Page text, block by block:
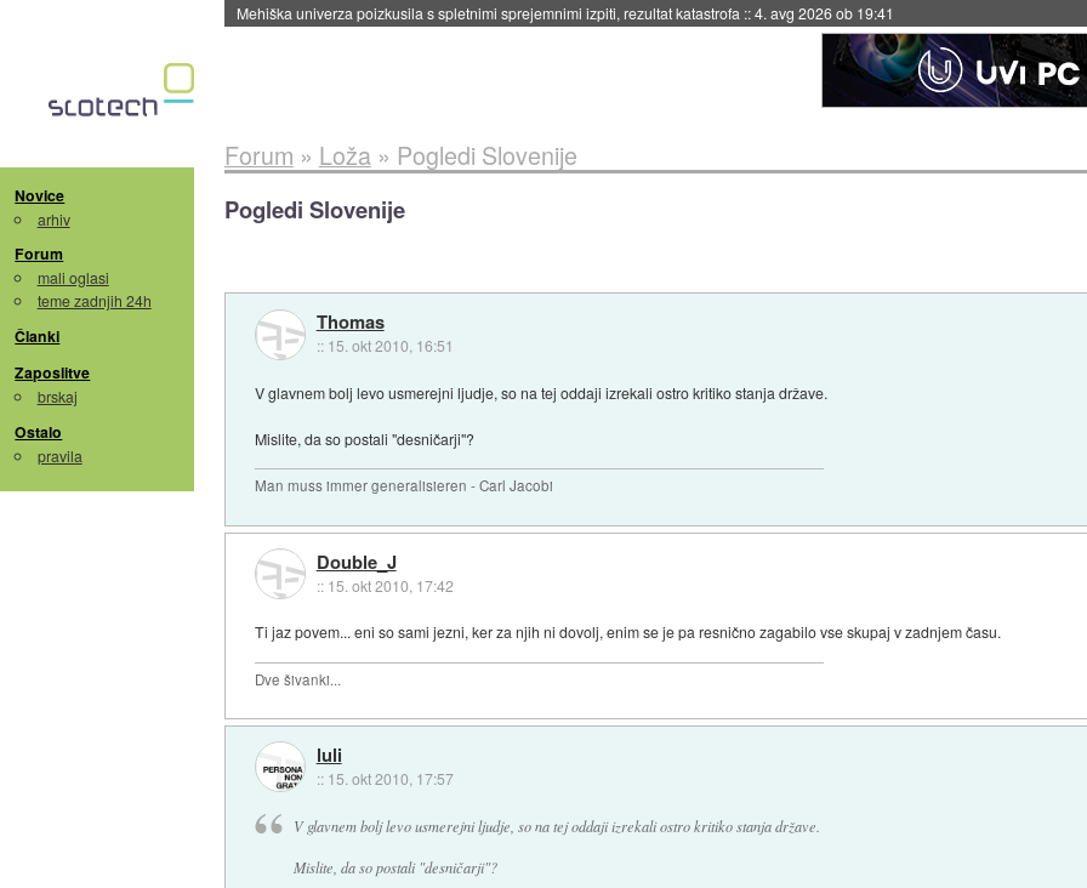
Evropska vesoljska agencija razvija svojo raketo za večkratno uporabo::4. avg 2026 ob 19:41
Novice
arhiv
Forum
mali oglasi
teme zadnjih 24h
Članki
Zaposlitve
brskaj
Ostalo
pravila
Forum » Loža» Pogledi Slovenije
Pogledi Slovenije
Thomas
:: 15. okt 2010, 16:51
V glavnem bolj levo usmerejni ljudje, so na tej oddaji izrekali ostro kritiko stanja države.
Mislite, da so postali "desničarji"?
Man muss immer generalisieren - Carl Jacobi
Double_J
:: 15. okt 2010, 17:42
Ti jaz povem... eni so sami jezni, ker za njih ni dovolj, enim se je pa resnično zagabilo vse skupaj v zadnjem času.
Dve šivanki...
luli
:: 15. okt 2010, 17:57
V glavnem bolj levo usmerejni ljudje, so na tej oddaji izrekali ostro kritiko stanja države.
Mislite, da so postali "desničarji"?